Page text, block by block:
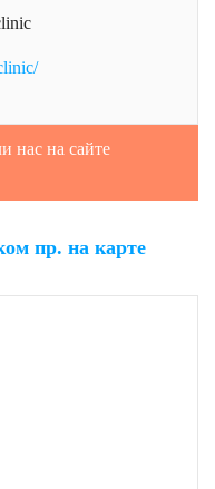
нас на сайте
пр. на карте